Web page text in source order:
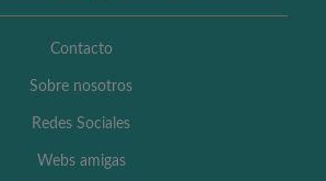
Contacto
Sobre nosotros
Redes Sociales
Webs amigas